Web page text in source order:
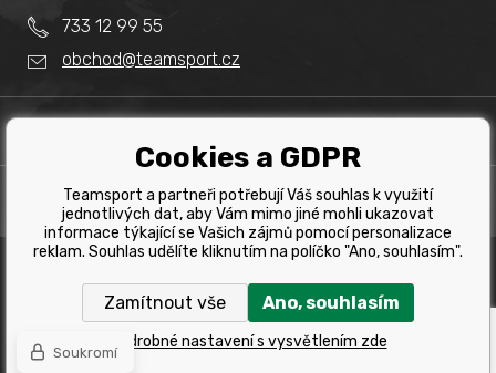
Obchodní podmínky
Splátkový prodej
Reklamace
Tabulka velikostí kol
Tabulka velikostí oblečení
Výběr správného kola
PRODEJNA
Team Sport - Tomáš Binar
Dlouhá 1228/44C
Havířov
733 12 99 55
obchod@teamsport.cz
Copyright © 2019 Team Sport Havířov. Všechna pravá
vyhrazena.
Eshopy
webové stránky
Cookies a GDPR
Teamsport a partneři potřebují Váš souhlas k využití
jednotlivých dat, aby Vám mimo jiné mohli ukazovat
informace týkající se Vašich zájmů pomocí personalizace
reklam. Souhlas udělíte kliknutím na políčko "Ano, souhlasím".
Zamítnout vše Ano, souhlasím
Podrobné nastavení s vysvětlením zde
Soukromí